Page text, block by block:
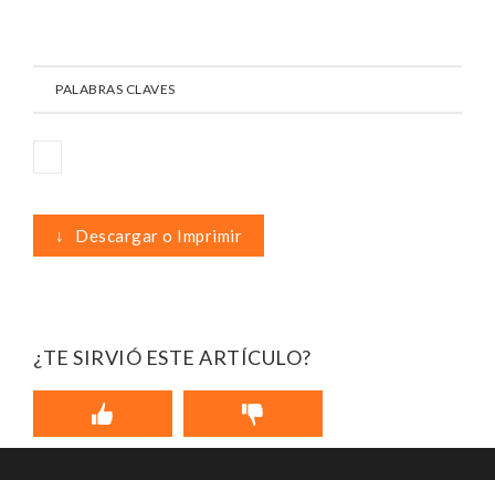
PALABRAS CLAVES
↓ Descargar o Imprimir
¿TE SIRVIÓ ESTE ARTÍCULO?